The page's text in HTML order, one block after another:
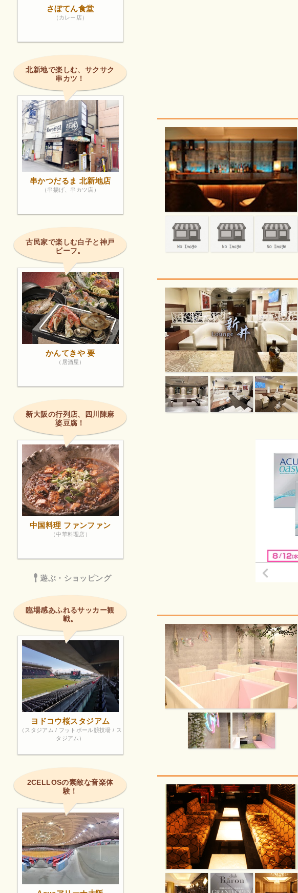
さぼてん食堂
（カレー店）
北新地で楽しむ、サクサク
串カツ！
串かつだるま 北新地店
（串揚げ、串カツ店）
古民家で楽しむ白子と神戸
ビーフ。
かんてきや 要
（居酒屋）
新大阪の行列店、四川陳麻
婆豆腐！
中国料理 ファンファン
（中華料理店）
遊ぶ・ショッピング
臨場感あふれるサッカー観
戦。
ヨドコウ桜スタジアム
（スタジアム / フットボール競技場 / ス
タジアム）
2CELLOSの素敵な音楽体
験！